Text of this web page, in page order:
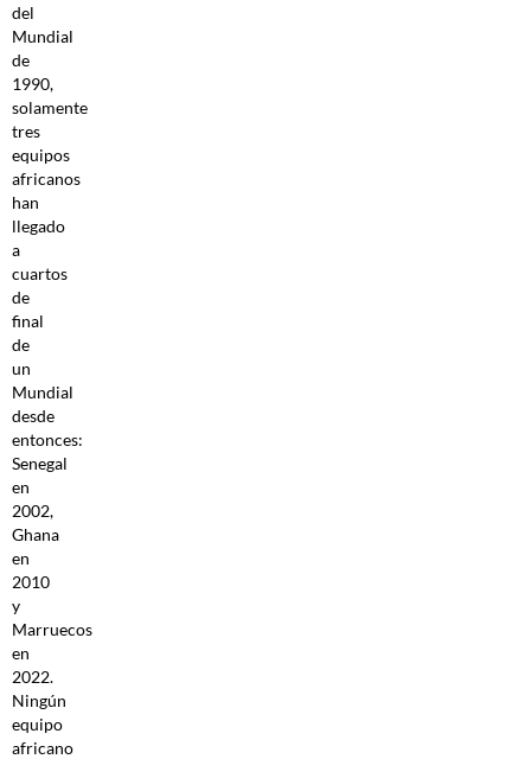
del
Mundial
de
1990,
solamente
tres
equipos
africanos
han
llegado
a
cuartos
de
final
de
un
Mundial
desde
entonces:
Senegal
en
2002,
Ghana
en
2010
y
Marruecos
en
2022.
Ningún
equipo
africano